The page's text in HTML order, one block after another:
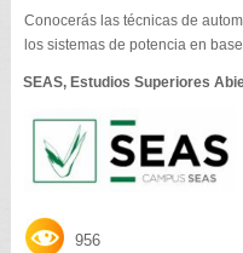
Conocerás las técnicas de
los sistemas de potencia en
SEAS, Estudios Superiores
956